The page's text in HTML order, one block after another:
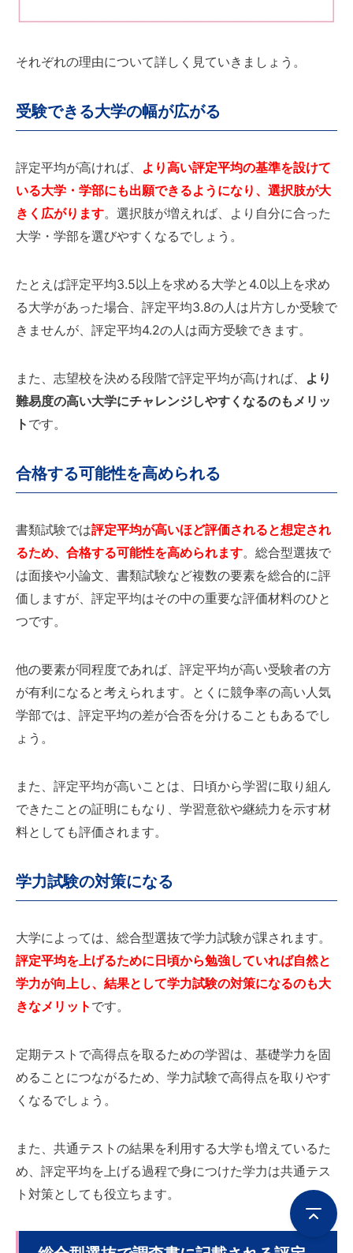
それぞれの理由について詳しく見ていきましょう。
受験できる大学の幅が広がる
評定平均が高ければ、 より高い評定平均の基準を設けて
いる大学・学部にも出願できるようになり、選択肢が大
きく広がります。選択肢が増えれば、より自分に合った
大学・学部を選びやすくなるでしょう。
たとえば評定平均3.5以上を求める大学と4.0以上を求め
る大学があった場合、評定平均3.8の人は片方しか受験で
きませんが、評定平均4.2の人は両方受験できます。
また、志望校を決める段階で評定平均が高ければ、 より
難易度の高い大学にチャレンジしやすくなるのもメリッ
ト です。
合格する可能性を高められる
書類試験では評定平均が高いほど評価されると想定され
るため、合格する可能性を高められます。総合型選抜で
は面接や小論文、書類試験など複数の要素を総合的に評
価しますが、評定平均はその中の重要な評価材料のひと
つです。
他の要素が同程度であれば、評定平均が高い受験者の方
が有利になると考えられます。とくに競争率の高い人気
学部では、評定平均の差が合否を分けることもあるでし
ょう。
また、評定平均が高いことは、日頃から学習に取り組ん
できたことの証明にもなり、学習意欲や継続力を示す材
料としても評価されます。
学力試験の対策になる
大学によっては、総合型選抜で学力試験が課されます。
評定平均を上げるために日頃から勉強していれば自然と
学力が向上し、結果として学力試験の対策になるのも大
きなメリット です。
定期テストで高得点を取るための学習は、基礎学力を固
めることにつながるため、学力試験で高得点を取りやす
くなるでしょう。
また、共通テストの結果を利用する大学も増えているた
め、評定平均を上げる過程で身につけた学力は共通テス
ト対策としても役立ちます。